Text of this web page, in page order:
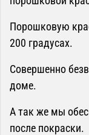
Порошковую
200 градусах.
Совершенно
доме.
А так же мы
после покраски.